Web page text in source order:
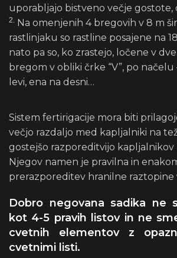
uporabljajo bistveno večje gostote,
2. Na omenjenih 4 bregovih v 8 m
rastlinjaku so rastline posajene na
nato pa so, ko zrastejo, ločene v
bregom v obliki črke “V”, po načelu
levi, ena na desni…
Sistem fertirigacije mora biti
večjo razdaljo med kapljalniki na
gostejšo razporeditvijo kapljalnikov
Njegov namen je pravilna in
prerazporeditev hranilne raztopine
Dobro negovana sadika ne
kot 4-5 pravih listov in ne
cvetnih elementov z
cvetnimi listi.